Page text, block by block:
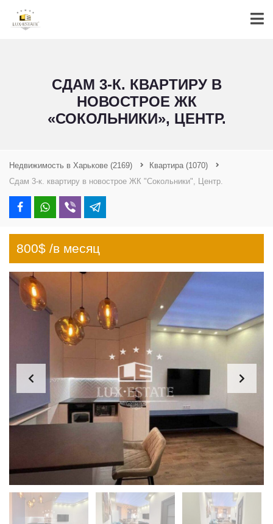
СДАМ 3-К. КВАРТИРУ В
НОВОСТРОЕ ЖК
«СОКОЛЬНИКИ», ЦЕНТР.
Недвижимость в Харькове (2169) Квартира (1070)
Сдам 3-к. квартиру в новострое ЖК "Сокольники", Центр.
800$ /в месяц